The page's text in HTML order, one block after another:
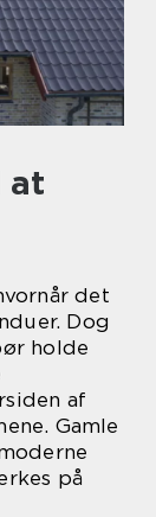
at
det
Dog
holde
af
Gamle
på